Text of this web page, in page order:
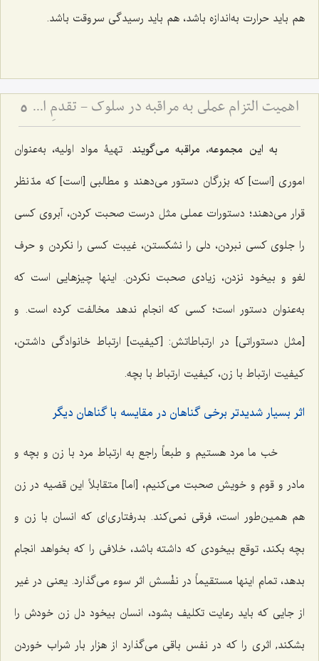
هم باید حرارت به‌اندازه باشد، هم باید رسیدگی سر وقت باشد.
اهمیت التزام عملی به مراقبه در سلوک - تقدمِ اخلاق و دستورات عملی بر ذکر، و مضرّات اینترنت 5
به این مجموعه، مراقبه می‌گویند. تهیۀ مواد اولیه، به‌عنوان
اموری [است] که بزرگان دستور می‌دهند و مطالبی [است] که مدّ نظر
قرار می‌دهند؛ دستورات عملی مثل درست صحبت کردن، آبروی کسی
را جلوی کسی نبردن، دلی را نشکستن، غیبت کسی را نکردن و حرف
لغو و بیخود نزدن، زیادی صحبت نکردن. اینها چیزهایی است که
به‌عنوان دستور است؛ کسی که انجام ندهد مخالفت کرده است. و
[مثل دستوراتی] در ارتباطاتش: [کیفیت] ارتباط خانوادگی داشتن،
کیفیت ارتباط با زن، کیفیت ارتباط با بچه.
اثر بسیار شدیدتر برخی گناهان در مقایسه با گناهان دیگر
خب ما مرد هستیم و طبعاً راجع به ارتباط مرد با زن و بچه و
مادر و قوم و خویش صحبت می‌کنیم، [اما] متقابلاً این قضیه در زن
هم همین‌طور است، فرقی نمی‌کند. بدرفتاری‌ای که انسان با زن و
بچه بکند، توقع بیخودی که داشته باشد، خلافی را که بخواهد انجام
بدهد، تمام اینها مستقیماً در نفْسش اثر سوء می‌گذارد. یعنی در غیر
از جایی که باید رعایت تکلیف بشود، انسان بیخود دل زن خودش را
بشکند, اثری را که در نفس باقی می‌گذارد از هزار بار شراب خوردن